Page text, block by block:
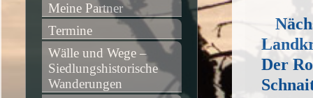
Der
Meine Partner
Termine
Wälle und Wege –
Siedlungshistorische
Wanderungen